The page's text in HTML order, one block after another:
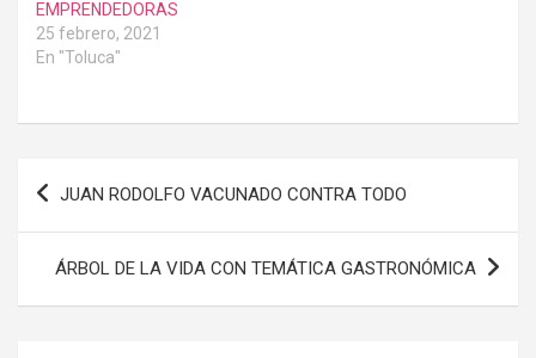
EMPRENDEDORAS
25 febrero, 2021
En "Toluca"
Navegación
entradas
JUAN RODOLFO VACUNADO CONTRA TODO
ÁRBOL DE LA VIDA CON TEMÁTICA GASTRONÓMICA